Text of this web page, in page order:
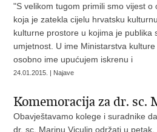
"S velikom tugom primili smo vijest o
koja je zatekla cijelu hrvatsku
kulturne prostore u kojima je publika
umjetnost. U ime Ministarstva
osobno ime upućujem iskrenu i
24.01.2015. | Najave
Komemoracija za dr.
Obavještavamo kolege i suradnike
dr. sc. Marinu Viculin održati u